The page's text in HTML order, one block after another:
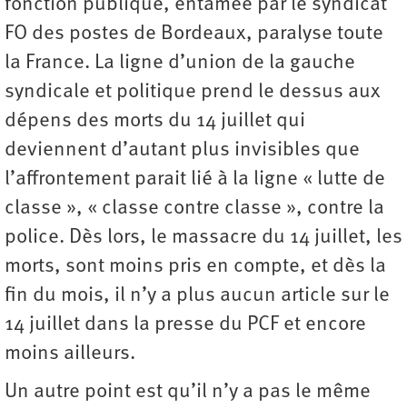
fonction publique, entamée par le syndicat
FO des postes de Bordeaux, paralyse toute
la France. La ligne d’union de la gauche
syndicale et politique prend le dessus aux
dépens des morts du 14 juillet qui
deviennent d’autant plus invisibles que
l’affrontement parait lié à la ligne « lutte de
classe », « classe contre classe », contre la
police. Dès lors, le massacre du 14 juillet, les
morts, sont moins pris en compte, et dès la
fin du mois, il n’y a plus aucun article sur le
14 juillet dans la presse du PCF et encore
moins ailleurs.
Un autre point est qu’il n’y a pas le même